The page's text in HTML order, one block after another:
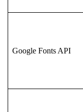
Google Fonts API